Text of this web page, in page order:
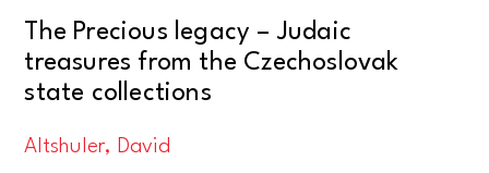
The Precious legacy – Judaic
treasures from the Czechoslovak
state collections
Altshuler, David